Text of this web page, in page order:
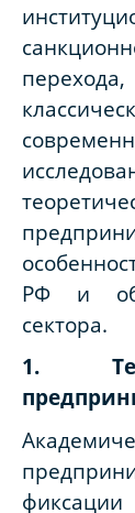
РФ и
сектора.
1.